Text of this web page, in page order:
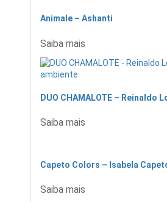
Animale – Ashanti
Saiba mais
DUO CHAMALOTE – Reinaldo
Saiba mais
Capeto Colors – Isabela
Saiba mais